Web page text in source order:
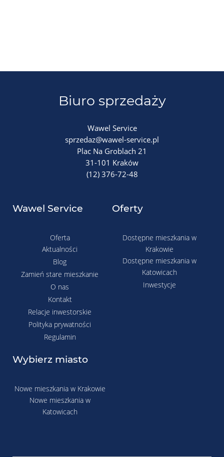
Biuro sprzedaży
Wawel Service
sprzedaz@wawel-service.pl
Plac Na Groblach 21
31-101 Kraków
(12) 376-72-48
Wawel Service
Oferta
Aktualności
Blog
Zamień stare mieszkanie
O nas
Kontakt
Relacje inwestorskie
Polityka prywatności
Regulamin
Oferty
Dostępne mieszkania w
Krakowie
Dostępne mieszkania w
Katowicach
Inwestycje
Wybierz miasto
Nowe mieszkania w Krakowie
Nowe mieszkania w
Katowicach